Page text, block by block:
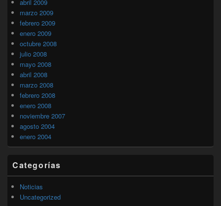
abril 2009
marzo 2009
febrero 2009
enero 2009
octubre 2008
julio 2008
mayo 2008
abril 2008
marzo 2008
febrero 2008
enero 2008
noviembre 2007
agosto 2004
enero 2004
Categorías
Noticias
Uncategorized